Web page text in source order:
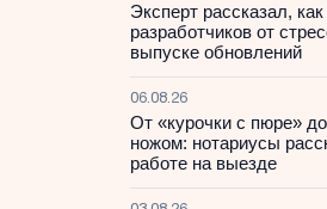
Эксперт рассказал,
разработчиков от
выпуске обновлений
06.08.26
От «курочки с пюре»
ножом: нотариусы
работе на выезде